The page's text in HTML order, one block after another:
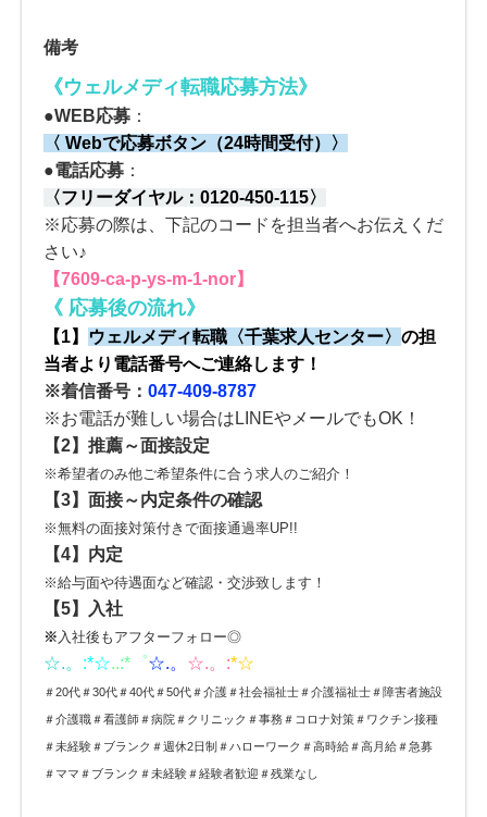
備考
《ウェルメディ転職応募方法》
●WEB応募 ：
〈 Webで応募ボタン（24時間受付）〉
●電話応募 ：
〈フリーダイヤル： 0120-450-115〉
※応募の際は、下記のコードを担当者へお伝えくだ
さい♪
【7609-ca-p-ys-m-1-nor】
《 応募後の流れ》
【1】 ウェルメディ転職 〈千葉求人センター〉 の担
当者より電話番号へご連絡します！
※着信番号： 047-409-8787
※お電話が難しい場合はLINEやメールでもOK！
【2】 推薦～面接設定
※希望者のみ他ご希望条件に合う求人のご紹介！
【3】 面接～内定条件の確認
※無料の面接対策付きで面接通過率UP!!
【4】内定
※給与面や待遇面など確認・交渉致します！
【5】入社
※ 入社後もアフターフォロー◎
☆.。 :*☆..:*゜☆.。 ☆.。:*☆
＃20代＃30代＃40代＃50代＃介護＃社会福祉士＃介護福祉士＃障害者施設
＃介護職＃看護師＃病院＃クリニック＃事務＃コロナ対策＃ワクチン接種
＃未経験＃ブランク＃週休2日制＃ハローワーク＃高時給＃高月給＃急募
＃ママ＃ブランク＃未経験＃経験者歓迎＃残業なし